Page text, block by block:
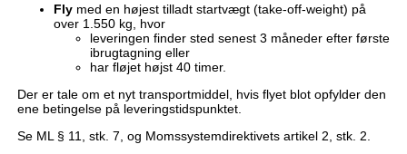
Fly med en højest tilladt startvægt (take-off-weight) på
over 1.550 kg, hvor
leveringen finder sted senest 3 måneder efter første
ibrugtagning eller
har fløjet højst 40 timer.
Der er tale om et nyt transportmiddel, hvis flyet blot opfylder den
ene betingelse på leveringstidspunktet.
Se ML § 11, stk. 7, og Momssystemdirektivets artikel 2, stk. 2.